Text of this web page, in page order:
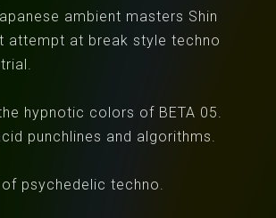
ambient masters Shin
attempt at break style techno
hypnotic colors of BETA 05.
punchlines and algorithms.
psychedelic techno.